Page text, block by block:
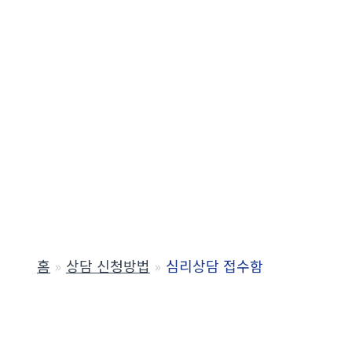
홈 상담 신청방법 심리상담 접수함